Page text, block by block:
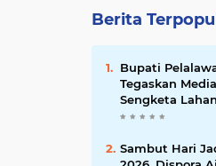
Berita
Bupati
Tegaskan
Sengketa
Teduh
Hadir pada
Sambut Hari